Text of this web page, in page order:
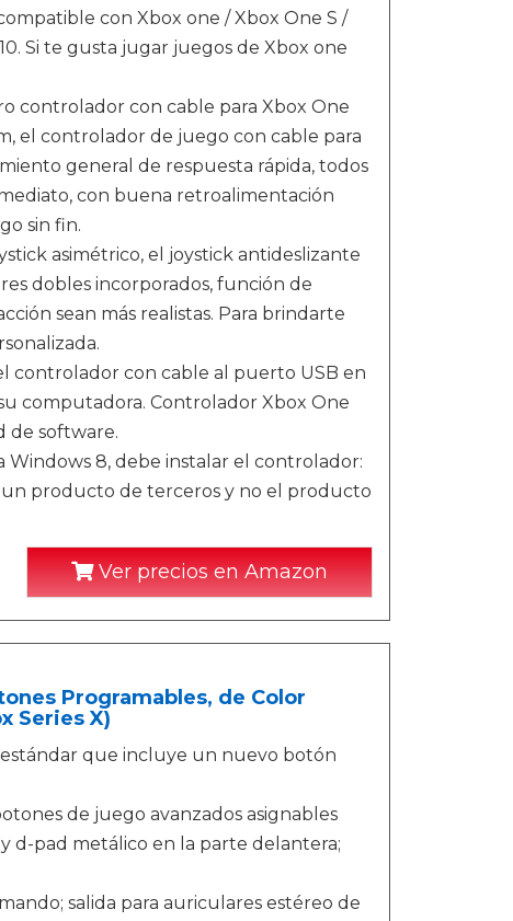
con Xbox one / Xbox One S /
Si te gusta jugar juegos de Xbox one
controlador con cable para Xbox One
el controlador de juego con cable para
general de respuesta rápida, todos
con buena retroalimentación
sin fin.
asimétrico, el joystick antideslizante
dobles incorporados, función de
sean más realistas. Para brindarte
controlador con cable al puerto USB en
computadora. Controlador Xbox One
de software.
Windows 8, debe instalar el controlador:
producto de terceros y no el producto
Ver precios en Amazon
Programables, de Color
Series X)
que incluye un nuevo botón
de juego avanzados asignables
d-pad metálico en la parte delantera;
salida para auriculares estéreo de